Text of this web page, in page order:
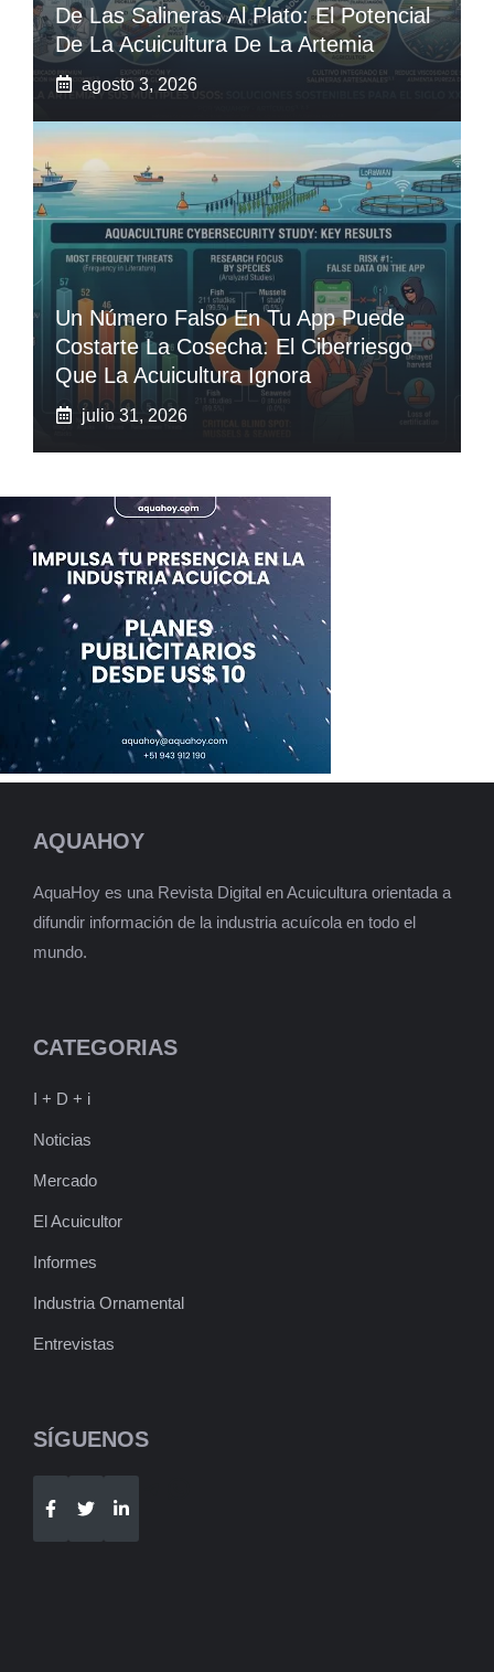
De Las Salineras Al Plato: El Potencial
De La Acuicultura De La Artemia
agosto 3, 2026
Un Número Falso En Tu App Puede
Costarte La Cosecha: El Ciberriesgo
Que La Acuicultura Ignora
julio 31, 2026
AQUAHOY
AquaHoy es una Revista Digital en Acuicultura orientada a
difundir información de la industria acuícola en todo el
mundo.
CATEGORIAS
I + D + i
Noticias
Mercado
El Acuicultor
Informes
Industria Ornamental
Entrevistas
SÍGUENOS
Telegram